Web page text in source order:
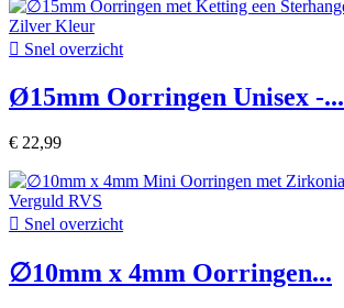
 Snel overzicht
Ø15mm Oorringen Unisex -...
€ 22,99
 Snel overzicht
∅10mm x 4mm Oorringen...